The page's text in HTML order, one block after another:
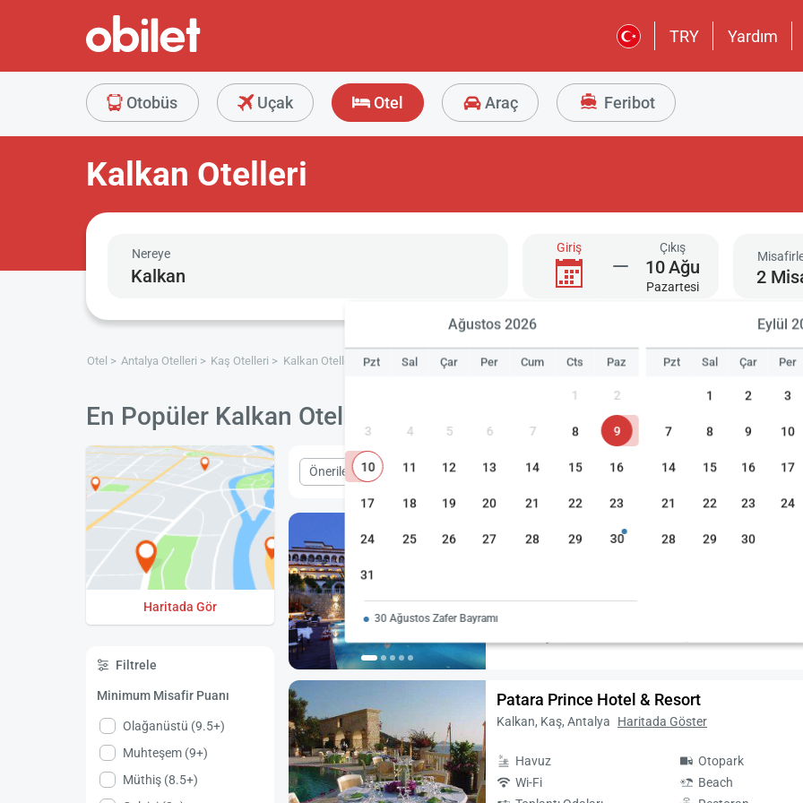
TRY Yardım
Otobüs Uçak Otel Araç Feribot
Kalkan Otelleri
Nereye Giriş
Ağustos 2026
Pzt Sal Çar Per Cum Cts Paz
1 2
3 4 5 6 7 8 9
10 11 12 13 14 15 16
17 18 19 20 21 22 23
24 25 26 27 28 29 30
31
Eylül
Pzt Sal Çar Per
1 2 3
7 8 9 10
14 15 16 17
21 22 23 24
28 29 30
30 Ağustos Zafer Bayramı
Çıkış
10Ağu
Pazartesi 2
Otel Antalya Otelleri Kaş Otelleri Kalkan Otelleri
En Popüler Kalkan Otelleri
Haritada Gör
Filtrele
Minimum Misafir Puanı
Olağanüstü (9.5+)
Muhteşem (9+)
Müthiş (8.5+)
Önerilen Fiyat (Düşükten yükseğe) Fiyat (Yüksekten düşüğe) Misafir Puanı
Kalamar Hotel
Patara Prince Hotel & Resort
Kalkan, Kaş, Antalya Haritada Göster
Havuz
Otopark
Wi-Fi
Beach